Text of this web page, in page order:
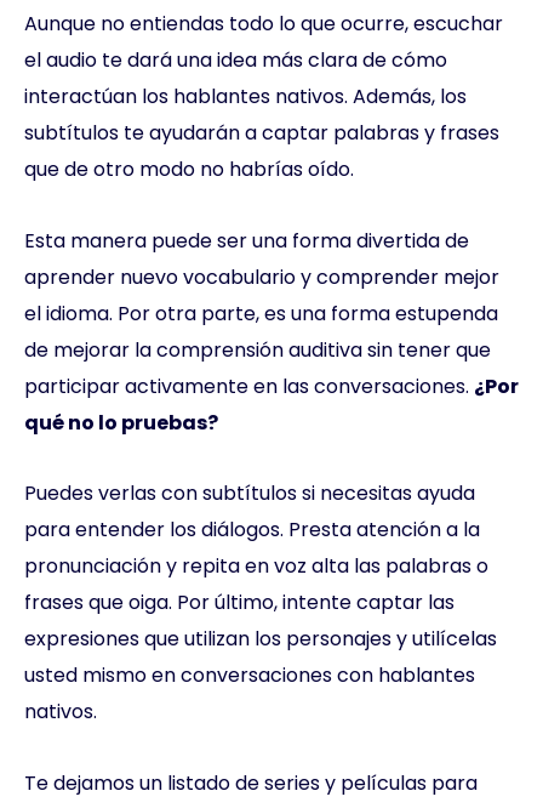
Aunque no entiendas todo lo que ocurre, escuchar
el audio te dará una idea más clara de cómo
interactúan los hablantes nativos. Además, los
subtítulos te ayudarán a captar palabras y frases
que de otro modo no habrías oído.
Esta manera puede ser una forma divertida de
aprender nuevo vocabulario y comprender mejor
el idioma. Por otra parte, es una forma estupenda
de mejorar la comprensión auditiva sin tener que
participar activamente en las conversaciones. ¿Por
qué no lo pruebas?
Puedes verlas con subtítulos si necesitas ayuda
para entender los diálogos. Presta atención a la
pronunciación y repita en voz alta las palabras o
frases que oiga. Por último, intente captar las
expresiones que utilizan los personajes y utilícelas
usted mismo en conversaciones con hablantes
nativos.
Te dejamos un listado de series y películas para